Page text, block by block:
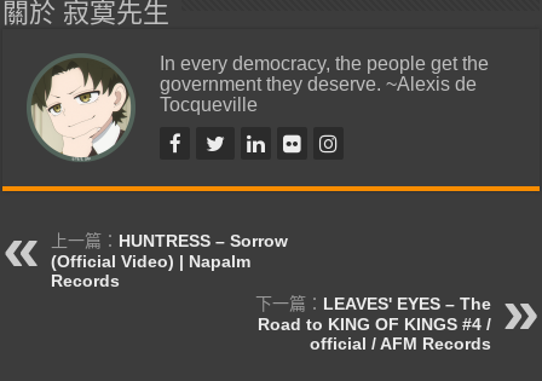
關於 寂寞先生
In every democracy, the people get the
government they deserve. ~Alexis de
Tocqueville
上一篇： HUNTRESS – Sorrow
(Official Video) | Napalm
Records
下一篇： LEAVES' EYES – The
Road to KING OF KINGS #4 /
official / AFM Records